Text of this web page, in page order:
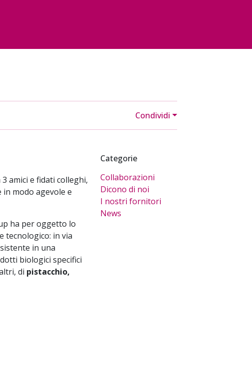
Condividi
amici e fidati colleghi,
modo agevole e
ha per oggetto lo
tecnologico: in via
in una
biologici specifici
di pistacchio,
Categorie
Collaborazioni
Dicono di noi
I nostri fornitori
News